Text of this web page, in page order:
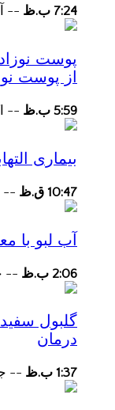
7:24 ب.ظ --
پوست
از پوست
5:59 ب.ظ --
بیماری
10:47 ق.ظ --
آب لبو با
2:06 ب.ظ --
گلبول
درمان
1:37 ب.ظ --